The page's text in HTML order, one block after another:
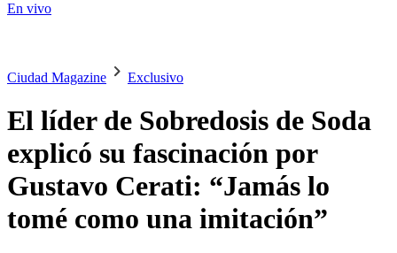
En vivo
Ciudad Magazine Exclusivo
El líder de Sobredosis de Soda
explicó su fascinación por
Gustavo Cerati: “Jamás lo
tomé como una imitación”